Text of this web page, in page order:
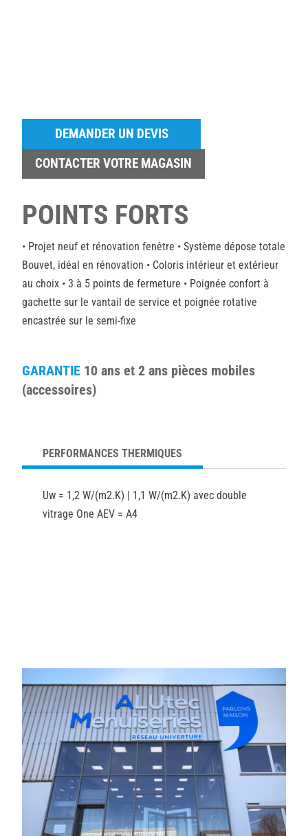
DEMANDER UN DEVIS
CONTACTER VOTRE MAGASIN
POINTS FORTS
• Projet neuf et rénovation fenêtre • Système dépose totale
Bouvet, idéal en rénovation • Coloris intérieur et extérieur
au choix • 3 à 5 points de fermeture • Poignée confort à
gachette sur le vantail de service et poignée rotative
encastrée sur le semi-fixe
GARANTIE 10 ans et 2 ans pièces mobiles
(accessoires)
PERFORMANCES THERMIQUES
Uw = 1,2 W/(m2.K) | 1,1 W/(m2.K) avec double
vitrage One AEV = A4